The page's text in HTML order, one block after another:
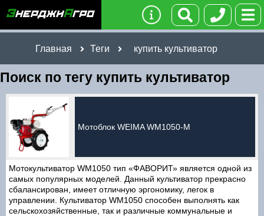
Главная Теги купить культиватор
Поиск по тегу купить культиватор
Мотоблок WEIMA WM1050-M
Мотокультиватор WM1050 тип «ФАВОРИТ» является одной из
самых популярных моделей. Данный культиватор прекрасно
сбалансирован, имеет отличную эргономику, легок в
управлении. Культиватор WM1050 способен выполнять как
сельскохозяйственные, так и различные коммунальные и